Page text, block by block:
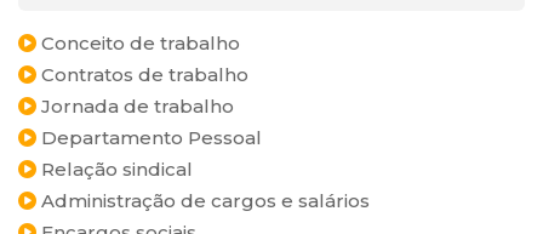
Conceito de trabalho
Contratos de trabalho
Jornada de trabalho
Departamento Pessoal
Relação sindical
Administração de cargos e salários